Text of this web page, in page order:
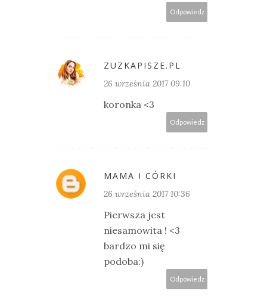
Odpowiedz
ZUZKAPISZE.PL
26 września 2017 09:10
koronka <3
Odpowiedz
MAMA I CÓRKI
26 września 2017 10:36
Pierwsza jest
niesamowita ! <3
bardzo mi się
podoba:)
Odpowiedz